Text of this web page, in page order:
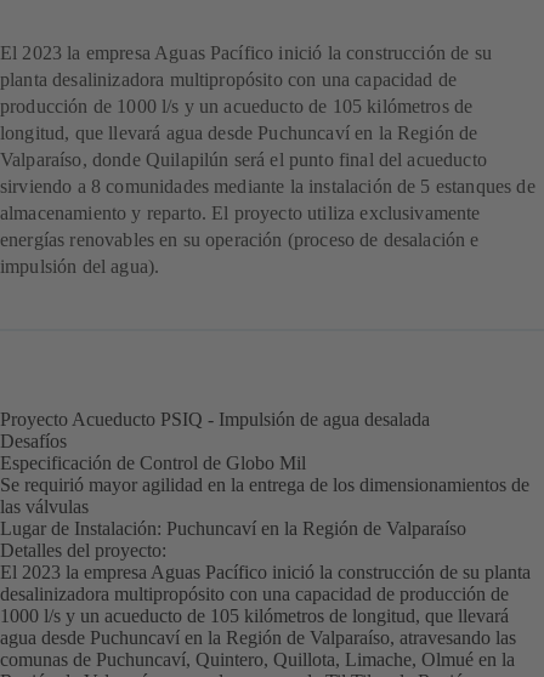
El 2023 la empresa Aguas Pacífico inició la construcción de su
planta desalinizadora multipropósito con una capacidad de
producción de 1000 l/s y un acueducto de 105 kilómetros de
longitud, que llevará agua desde Puchuncaví en la Región de
Valparaíso, donde Quilapilún será el punto final del acueducto
sirviendo a 8 comunidades mediante la instalación de 5 estanques de
almacenamiento y reparto. El proyecto utiliza exclusivamente
energías renovables en su operación (proceso de desalación e
impulsión del agua).
Proyecto Acueducto PSIQ - Impulsión de agua desalada
Desafíos
Especificación de Control de Globo Mil
Se requirió mayor agilidad en la entrega de los dimensionamientos de
las válvulas
Lugar de Instalación: Puchuncaví en la Región de Valparaíso
Detalles del proyecto:
El 2023 la empresa Aguas Pacífico inició la construcción de su planta
desalinizadora multipropósito con una capacidad de producción de
1000 l/s y un acueducto de 105 kilómetros de longitud, que llevará
agua desde Puchuncaví en la Región de Valparaíso, atravesando las
comunas de Puchuncaví, Quintero, Quillota, Limache, Olmué en la